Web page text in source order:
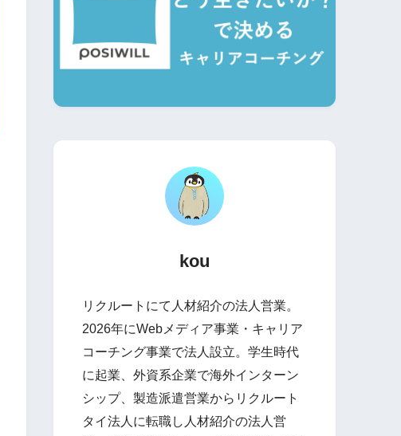
kou
リクルートにて人材紹介の法人営業。
2026年にWebメディア事業・キャリア
コーチング事業で法人設立。学生時代
に起業、外資系企業で海外インターン
シップ、製造派遣営業からリクルート
タイ法人に転職し人材紹介の法人営